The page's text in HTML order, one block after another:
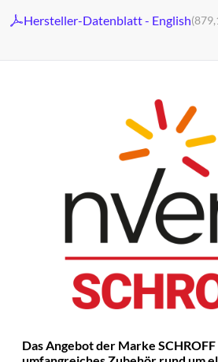
Hersteller-Datenblatt - English
Das Angebot der Marke